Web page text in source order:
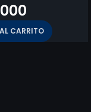
CARRITO